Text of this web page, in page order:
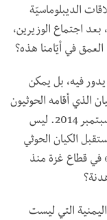
الديبلوماسيّة
اجتماع الوزيرين،
العمق في أيّامنا هذه؟
يدور فيه، بل يمكن
الذي أقامه الحوثيون
(جماعة أنصار الله) في الشمال اليمني منذ 21 سبتمبر 2014. ليس
الكيان الحوثي
في قطاع غزة منذ
التي ليست